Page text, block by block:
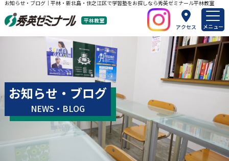
お知らせ・ブログ｜平林・新北島・住之江区で学習塾をお探しなら秀英ゼミナール平林教室
平林教室
アクセス
メニュー
お知らせ・ブログ
NEWS・BLOG